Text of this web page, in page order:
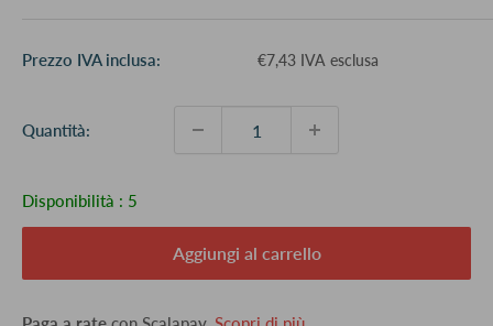
Prezzo IVA inclusa: €7,43 IVA esclusa
Quantità:
Disponibilità : 5
Aggiungi al carrello